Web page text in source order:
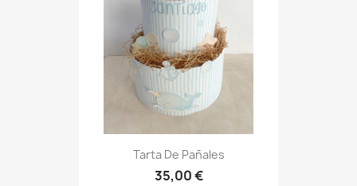
Tarta De Pañales
35,00 €